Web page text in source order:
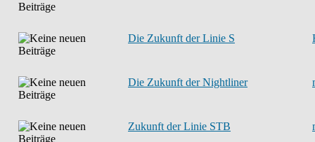
Die Zukunft der Linie S
Die Zukunft der Nightliner
Zukunft der Linie STB